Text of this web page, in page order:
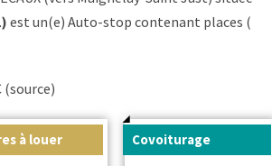
est un(e) Auto-stop contenant places (
(source)
à louer Covoiturage